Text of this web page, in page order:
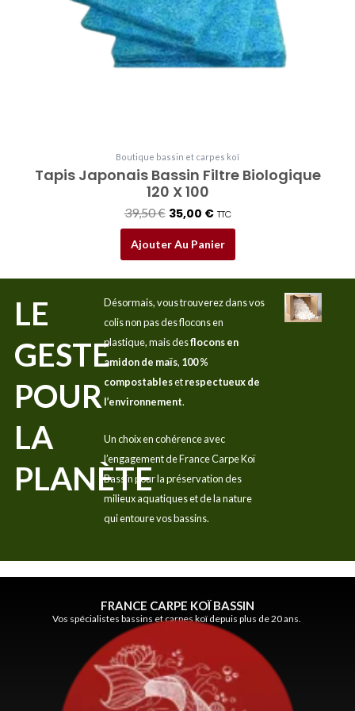
Boutique bassin et carpes koï
Tapis Japonais Bassin Filtre Biologique
120 X 100
39,50€ 35,00 € TTC
Ajouter Au Panier
LE
GESTE
POUR
LA
PLANÈTE
Désormais, vous trouverez dans vos
colis non pas des flocons en
plastique, mais desflocons en
amidon de maïs, 100 %
compostablesetrespectueux de
l’environnement.
Un choix en cohérence avec
l’engagement de France Carpe Koï
Bassin pour la préservation des
milieux aquatiques et de la nature
qui entoure vos bassins.
FRANCE CARPE KOÏ BASSIN
Vos spécialistes bassins et carpes koï depuis plus de 20 ans.